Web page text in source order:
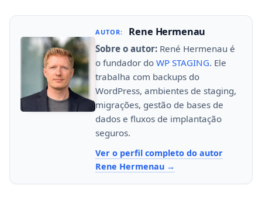
AUTOR: Rene Hermenau
Sobre o autor: René Hermenau é
o fundador do WP STAGING. Ele
trabalha com backups do
WordPress, ambientes de staging,
migrações, gestão de bases de
dados e fluxos de implantação
seguros.
Ver o perfil completo do autor
Rene Hermenau